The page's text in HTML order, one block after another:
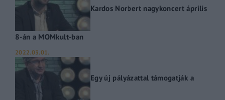
Kardos Norbert nagykoncert április
8-án a MOMkult-ban
2022.03.01.
Egy új pályázattal támogatják a